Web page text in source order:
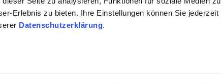
Erlebnis zu bieten. Ihre Einstellungen können Sie jederzeit
Datenschutzerklärung.